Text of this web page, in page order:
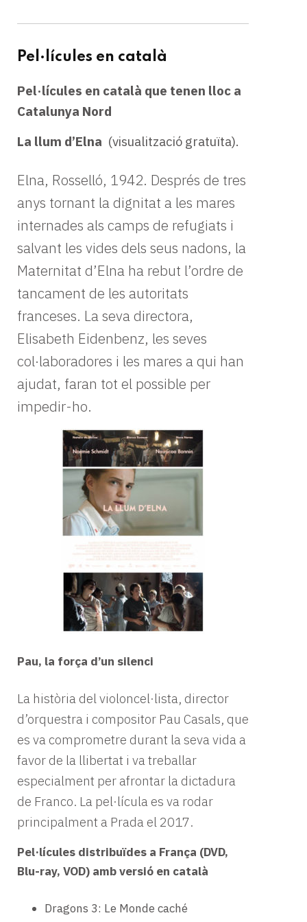
Pel·lícules en català
Pel·lícules en català que tenen lloc a
Catalunya Nord
La llum d’Elna (visualització gratuïta).
Elna, Rosselló, 1942. Després de tres
anys tornant la dignitat a les mares
internades als camps de refugiats i
salvant les vides dels seus nadons, la
Maternitat d’Elna ha rebut l’ordre de
tancament de les autoritats
franceses. La seva directora,
Elisabeth Eidenbenz, les seves
col·laboradores i les mares a qui han
ajudat, faran tot el possible per
impedir-ho.
Pau, la força d’un silenci
La història del violoncel·lista, director
d’orquestra i compositor Pau Casals, que
es va comprometre durant la seva vida a
favor de la llibertat i va treballar
especialment per afrontar la dictadura
de Franco. La pel·lícula es va rodar
principalment a Prada el 2017.
Pel·lícules distribuïdes a França (DVD,
Blu-ray, VOD) amb versió en català
Dragons 3: Le Monde caché